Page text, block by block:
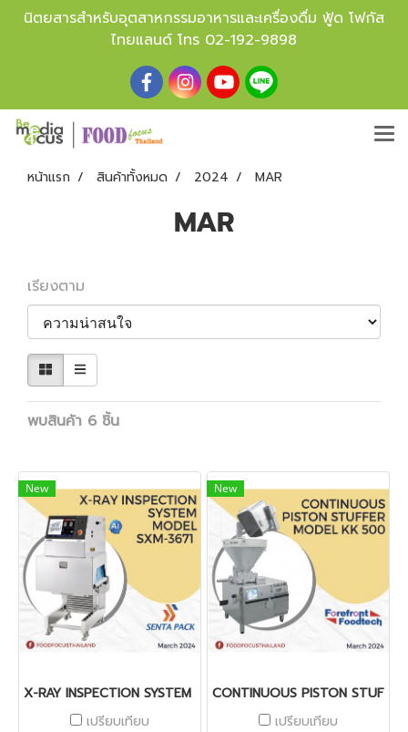
นิตยสารสำหรับอุตสาหกรรมอาหารและเครื่องดื่ม ฟู้ด โฟกัส
ไทยแลนด์ โทร 02-192-9898
หน้าแรก สินค้าทั้งหมด 2024 MAR
MAR
เรียงตาม
พบสินค้า 6 ชิ้น
New
X-RAY INSPECTION SYSTEM MODEL SXM-3671
เปรียบเทียบ
New
CONTINUOUS PISTON
เปรียบเทียบ